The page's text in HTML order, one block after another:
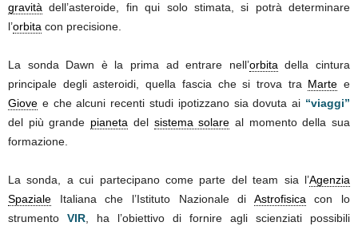
gravità dell’asteroide, fin qui solo stimata, si potrà determinare
l’orbita con precisione.
La sonda Dawn è la prima ad entrare nell’orbita della cintura
principale degli asteroidi, quella fascia che si trova tra Marte e
Giove e che alcuni recenti studi ipotizzano sia dovuta ai “viaggi”
del più grande pianeta del sistema solare al momento della sua
formazione.
La sonda, a cui partecipano come parte del team sia l’Agenzia
Spaziale Italiana che l’Istituto Nazionale di Astrofisica con lo
strumento VIR , ha l’obiettivo di fornire agli scienziati possibili